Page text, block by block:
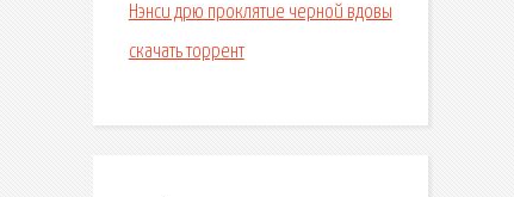
Нэнси дрю проклятие черной вдовы
скачать торрент